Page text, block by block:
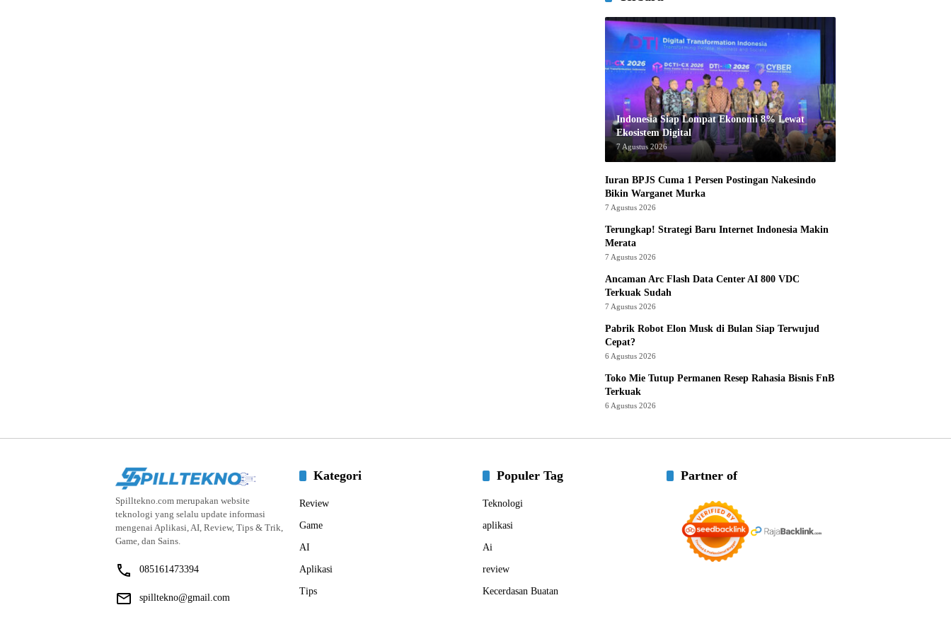
Indonesia Siap Lompat Ekonomi 8% Lewat
Ekosistem Digital
7 Agustus 2026
Iuran BPJS Cuma 1 Persen Postingan Nakesindo
Bikin Warganet Murka
7 Agustus 2026
Terungkap! Strategi Baru Internet Indonesia Makin
Merata
7 Agustus 2026
Ancaman Arc Flash Data Center AI 800 VDC
Terkuak Sudah
7 Agustus 2026
Pabrik Robot Elon Musk di Bulan Siap Terwujud
Cepat?
6 Agustus 2026
Toko Mie Tutup Permanen Resep Rahasia Bisnis FnB
Terkuak
6 Agustus 2026
Spilltekno.com merupakan website
teknologi yang selalu update informasi
mengenai Aplikasi, AI, Review, Tips & Trik,
Game, dan Sains.
085161473394
spilltekno@gmail.com
Kategori
Review
Game
AI
Aplikasi
Tips
Populer Tag
Teknologi
aplikasi
Ai
review
Kecerdasan Buatan
Partner of